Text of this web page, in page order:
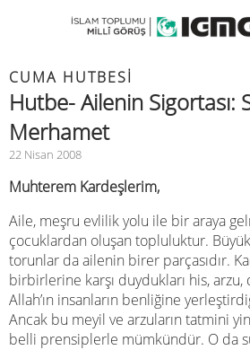
CUMA HUTBESİ
Hutbe- Ailenin Sigortası:
Merhamet
22 Nisan 2008
Muhterem Kardeşlerim,
Aile, meşru evlilik yolu ile bir araya
çocuklardan oluşan topluluktur.
torunlar da ailenin birer parçasıdır.
birbirlerine karşı duydukları his,
Allah’ın insanların benliğine
Ancak bu meyil ve arzuların tatmini
belli prensiplerle mümkündür. O da